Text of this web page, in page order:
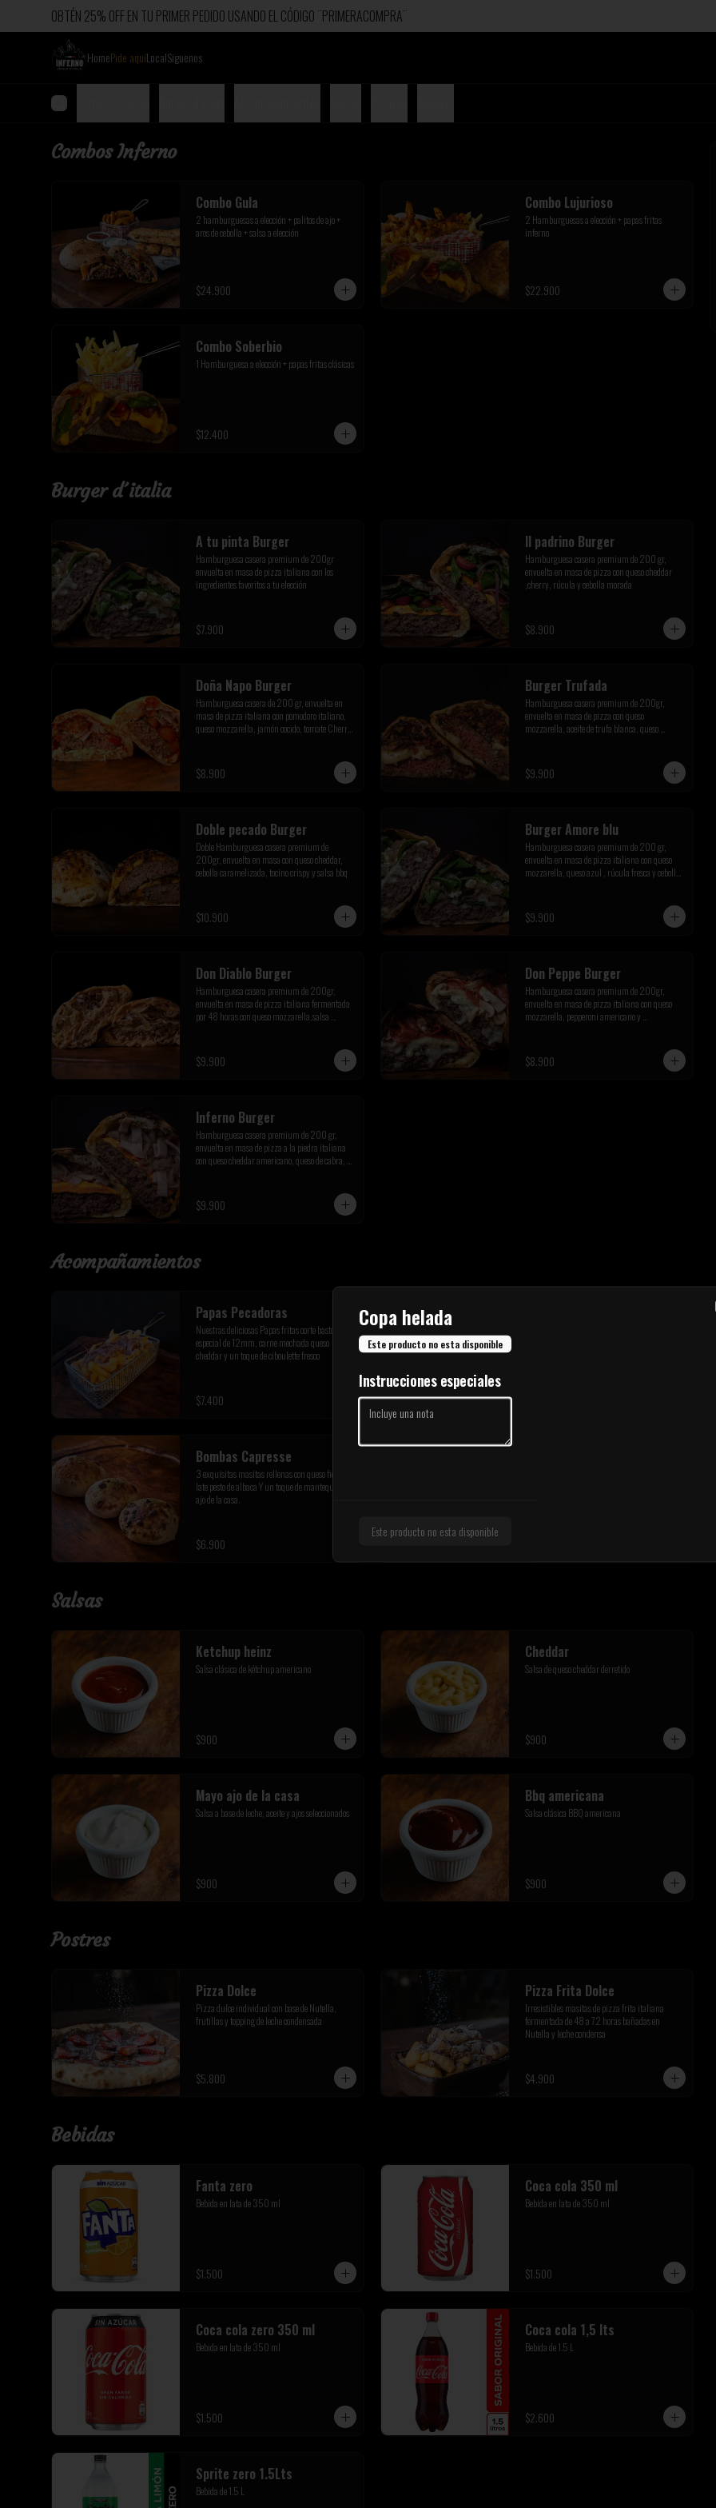
OBTÉN 25% OFF EN TU PRIMER PEDIDO USANDO EL CÓDIGO ¨PRIMERACOMPRA¨
HomePide aquíLocalSiguenos
Combos Inferno
Combo Gula
2 hamburguesas a elección + palitos de ajo +
aros de cebolla + salsa a elección
$24.900
Combo Lujurioso
2 Hamburguesas a elección + papas fritas
inferno
$22.900
Combo Soberbio
1 Hamburguesa a elección + papas fritas clásicas
$12.400
Burger d´italia
A tu pinta Burger
Hamburguesa casera premium de 200gr
envuelta en masa de pizza italiana con los
ingredientes favoritos a tu elección
$7.900
Il padrino Burger
Hamburguesa casera premium de 200 gr,
envuelta en masa de pizza con queso cheddar
,cherry, rúcula y cebolla morada
$8.900
Doña Napo Burger
Hamburguesa casera de 200 gr, envuelta en
masa de pizza italiana con pomodoro italiano,
queso mozzarella, jamón cocido, tomate Cherry
$8.900
Burger Trufada
Hamburguesa casera premium de 200gr,
envuelta en masa de pizza con queso
mozzarella, aceite de trufa blanca, queso
$9.900
Doble pecado Burger
Doble Hamburguesa casera premium de
200gr, envuelta en masa con queso cheddar,
cebolla caramelizada, tocino crispy y salsa bbq
$10.900
Burger Amore blu
Hamburguesa casera premium de 200 gr,
envuelta en masa de pizza italiana con queso
mozzarella, queso azul , rúcula fresca y cebolla
$9.900
Don Diablo Burger
Hamburguesa casera premium de 200gr,
envuelta en masa de pizza italiana fermentada
por 48 horas con queso mozzarella,salsa
$9.900
Don Peppe Burger
Hamburguesa casera premium de 200gr,
envuelta en masa de pizza italiana con queso
mozzarella, pepperoni americano y
$8.900
Inferno Burger
Hamburguesa casera premium de 200 gr,
envuelta en masa de pizza a la piedra italiana
con queso cheddar americano, queso de cabra,
$9.900
Acompañamientos
Papas Pecadoras
Nuestras deliciosas Papas fritas corte bastón
especial de 12mm, carne mechada queso
cheddar y un toque de ciboulette fresco
$7.400
Bombas Capresse
3 exquisitas masitas rellenas con queso fior di
late pesto de albaca Y un toque de mantequilla de
ajo de la casa.
$6.900
Salsas
Ketchup heinz
Salsa clásica de kétchup americano
$900
Cheddar
Salsa de queso cheddar derretido
$900
Mayo ajo de la casa
Salsa a base de leche, aceite y ajos seleccionados
$900
Bbq americana
Salsa clásica BBQ americana
$900
Postres
Pizza Dolce
Pizza dulce individual con base de Nutella,
frutillas y topping de leche condensada
$5.800
Pizza Frita Dolce
Irresistibles masitas de pizza frita italiana
fermentada de 48 a 72 horas bañadas en
Nutella y leche condensa
$4.900
Bebidas
Fanta zero
Bebida en lata de 350 ml
$1.500
Coca cola 350 ml
Bebida en lata de 350 ml
$1.500
Coca cola zero 350 ml
Bebida en lata de 350 ml
$1.500
Coca cola 1,5 lts
Bebida de 1.5 L
$2.600
Sprite zero 1.5Lts
Bebida de 1.5 L
Copa helada
Este producto no esta disponible
Instrucciones especiales
Este producto no esta disponible